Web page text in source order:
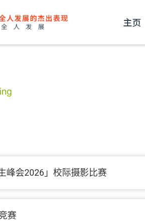
主页
峰会2026」校际摄影比赛
赛